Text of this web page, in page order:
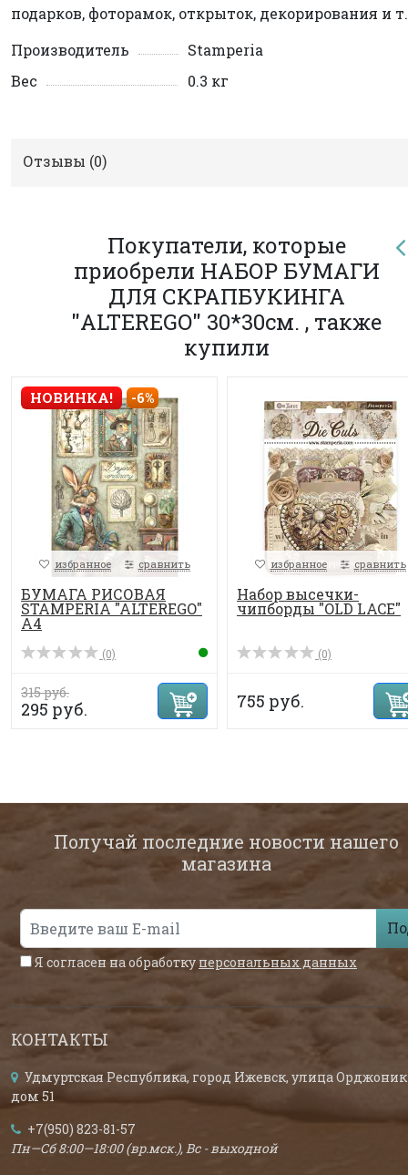
подарков, фоторамок, открыток, декорирования и
Производитель
Stamperia
Вес
0.3 кг
Отзывы (0)
Покупатели, которые
приобрели НАБОР БУМАГИ
ДЛЯ СКРАПБУКИНГА
"ALTEREGO" 30*30см. , также
купили
НОВИНКА! -6%
избранное сравнить
БУМАГА РИСОВАЯ
STAMPERIA "ALTEREGO"
А4
(0)
315 руб.
295 руб.
избранное сравнить
Набор высечки-
чипборды "OLD LACE"
(0)
755 руб.
Получай последние новости нашего
магазина
Я согласен на обработку персональных данных
КОНТАКТЫ
Удмуртская Республика, город Ижевск, улица
дом 51
+7(950) 823-81-57
Пн—Сб 8:00—18:00 (вр.мск.), Вс - выходной